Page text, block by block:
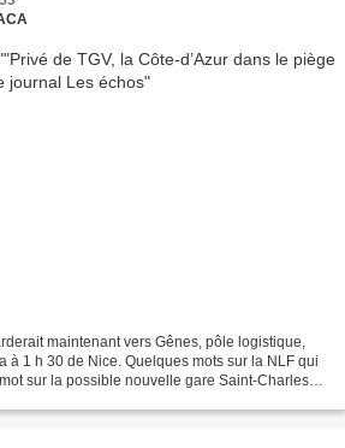
maintenant vers Gênes, pôle logistique,
à 1 h 30 de Nice. Quelques mots sur la NLF qui
sur la possible nouvelle gare Saint-Charles,